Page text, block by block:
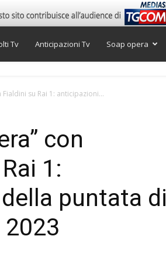
Tv Anticipazioni Tv Soap opera
su Rai 1: anticipazioni...
con
1:
puntata di